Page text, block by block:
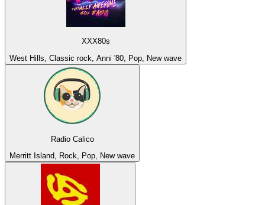
XXX80s
West Hills, Classic rock, Anni '80, Pop, New wave
Radio Calico
Merritt Island, Rock, Pop, New wave